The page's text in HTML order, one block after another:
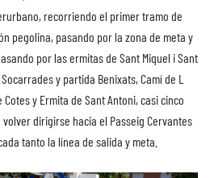
recorriendo el primer tramo de
pegolina, pasando por la zona de meta y
por las ermitas de Sant Miquel i Sant
y partida Benixats, Camí de L
y Ermita de Sant Antoni, casi cinco
dirigirse hacia el Passeig Cervantes
tanto la línea de salida y meta.